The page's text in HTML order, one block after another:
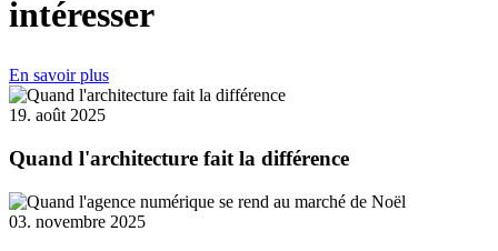
intéresser
En savoir plus
19. août 2025
Quand l'architecture fait la différence
03. novembre 2025